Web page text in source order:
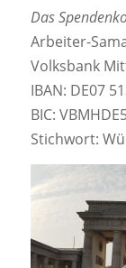
Das
Arbeiter-
Volksbank
IBAN: DE07
BIC:
Stichwort: